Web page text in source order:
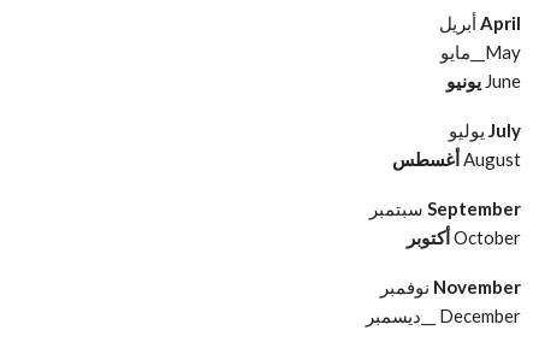
April أبريل
May__مايو
June يونيو
July يوليو
August أغسطس
September سبتمبر
October أكتوبر
November نوفمبر
December __ديسمبر